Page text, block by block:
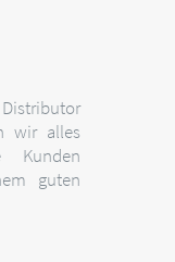
wir alles
Kunden
guten